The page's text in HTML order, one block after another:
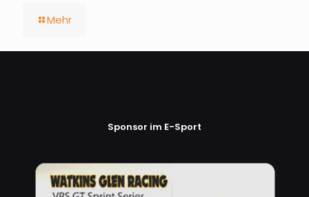
Mehr
Sponsor im E-Sport